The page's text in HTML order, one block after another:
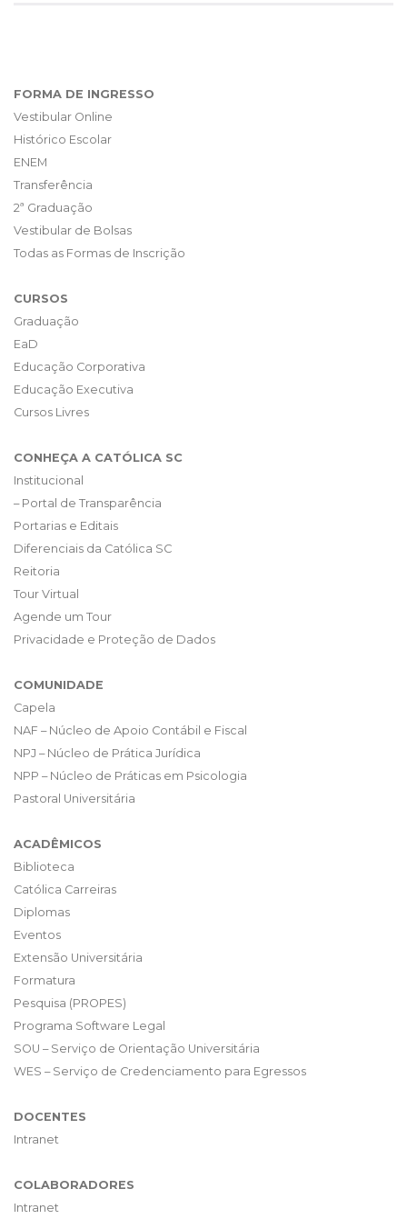
FORMA DE INGRESSO
Vestibular Online
Histórico Escolar
ENEM
Transferência
2ª Graduação
Vestibular de Bolsas
Todas as Formas de Inscrição
CURSOS
Graduação
EaD
Educação Corporativa
Educação Executiva
Cursos Livres
CONHEÇA A CATÓLICA SC
Institucional
– Portal de Transparência
Portarias e Editais
Diferenciais da Católica SC
Reitoria
Tour Virtual
Agende um Tour
Privacidade e Proteção de Dados
COMUNIDADE
Capela
NAF – Núcleo de Apoio Contábil e Fiscal
NPJ – Núcleo de Prática Jurídica
NPP – Núcleo de Práticas em Psicologia
Pastoral Universitária
ACADÊMICOS
Biblioteca
Católica Carreiras
Diplomas
Eventos
Extensão Universitária
Formatura
Pesquisa (PROPES)
Programa Software Legal
SOU – Serviço de Orientação Universitária
WES – Serviço de Credenciamento para Egressos
DOCENTES
Intranet
COLABORADORES
Intranet